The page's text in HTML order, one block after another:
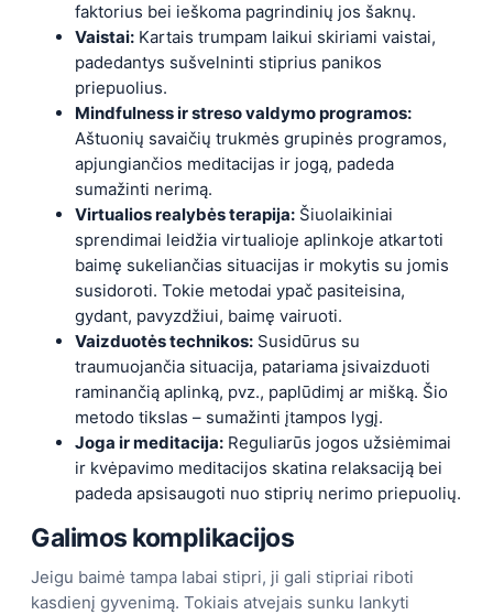
faktorius bei ieškoma pagrindinių jos šaknų.
Vaistai: Kartais trumpam laikui skiriami vaistai,
padedantys sušvelninti stiprius panikos
priepuolius.
Mindfulness ir streso valdymo programos:
Aštuonių savaičių trukmės grupinės programos,
apjungiančios meditacijas ir jogą, padeda
sumažinti nerimą.
Virtualios realybės terapija: Šiuolaikiniai
sprendimai leidžia virtualioje aplinkoje atkartoti
baimę sukeliančias situacijas ir mokytis su jomis
susidoroti. Tokie metodai ypač pasiteisina,
gydant, pavyzdžiui, baimę vairuoti.
Vaizduotės technikos: Susidūrus su
traumuojančia situacija, patariama įsivaizduoti
raminančią aplinką, pvz., paplūdimį ar mišką. Šio
metodo tikslas – sumažinti įtampos lygį.
Joga ir meditacija: Reguliarūs jogos užsiėmimai
ir kvėpavimo meditacijos skatina relaksaciją bei
padeda apsisaugoti nuo stiprių nerimo priepuolių.
Galimos komplikacijos
Jeigu baimė tampa labai stipri, ji gali stipriai riboti
kasdienį gyvenimą. Tokiais atvejais sunku lankyti